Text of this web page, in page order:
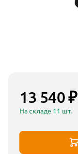
13 540 ₽
На складе 11 шт.